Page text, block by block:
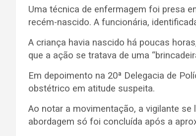
Uma técnica de enfermagem foi presa
recém-nascido. A funcionária,
A criança havia nascido há poucas
que a ação se tratava de uma
Em depoimento na 20ª Delegacia de
obstétrico em atitude suspeita.
Ao notar a movimentação, a vigilante
abordagem só foi concluída após a